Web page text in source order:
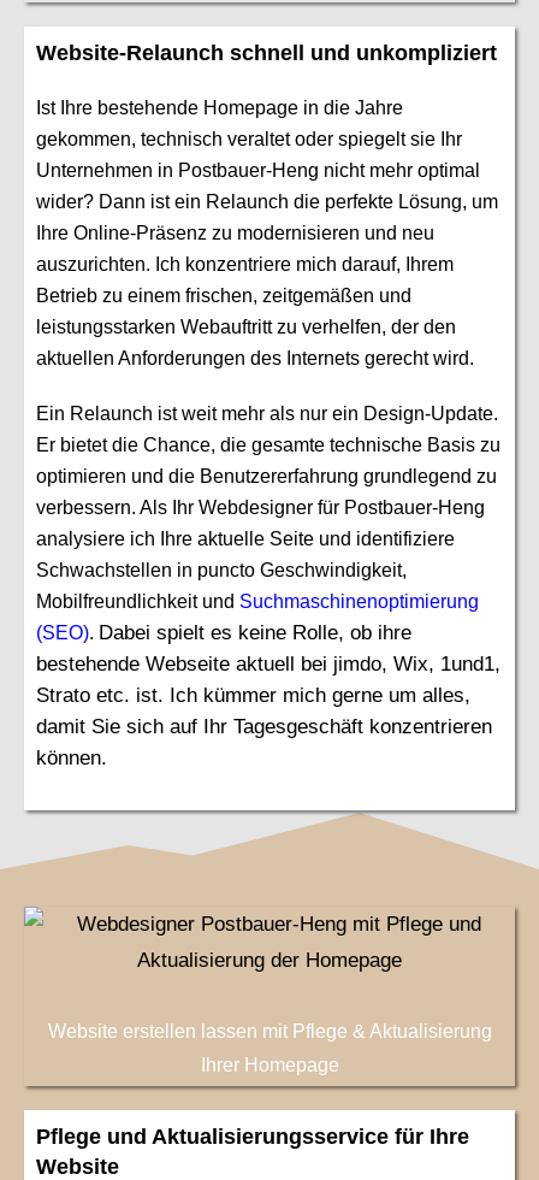
Website-Relaunch schnell und unkompliziert
Ist Ihre bestehende Homepage in die Jahre
gekommen, technisch veraltet oder spiegelt sie Ihr
Unternehmen in Postbauer-Heng nicht mehr optimal
wider? Dann ist ein Relaunch die perfekte Lösung, um
Ihre Online-Präsenz zu modernisieren und neu
auszurichten. Ich konzentriere mich darauf, Ihrem
Betrieb zu einem frischen, zeitgemäßen und
leistungsstarken Webauftritt zu verhelfen, der den
aktuellen Anforderungen des Internets gerecht wird.
Ein Relaunch ist weit mehr als nur ein Design-Update.
Er bietet die Chance, die gesamte technische Basis zu
optimieren und die Benutzererfahrung grundlegend zu
verbessern. Als Ihr Webdesigner für Postbauer-Heng
analysiere ich Ihre aktuelle Seite und identifiziere
Schwachstellen in puncto Geschwindigkeit,
Mobilfreundlichkeit und Suchmaschinenoptimierung
(SEO). Dabei spielt es keine Rolle, ob ihre
bestehende Webseite aktuell bei jimdo, Wix, 1und1,
Strato etc. ist. Ich kümmer mich gerne um alles,
damit Sie sich auf Ihr Tagesgeschäft konzentrieren
können.
Website erstellen lassen mit Pflege & Aktualisierung
Ihrer Homepage
Pflege und Aktualisierungsservice für Ihre
Website